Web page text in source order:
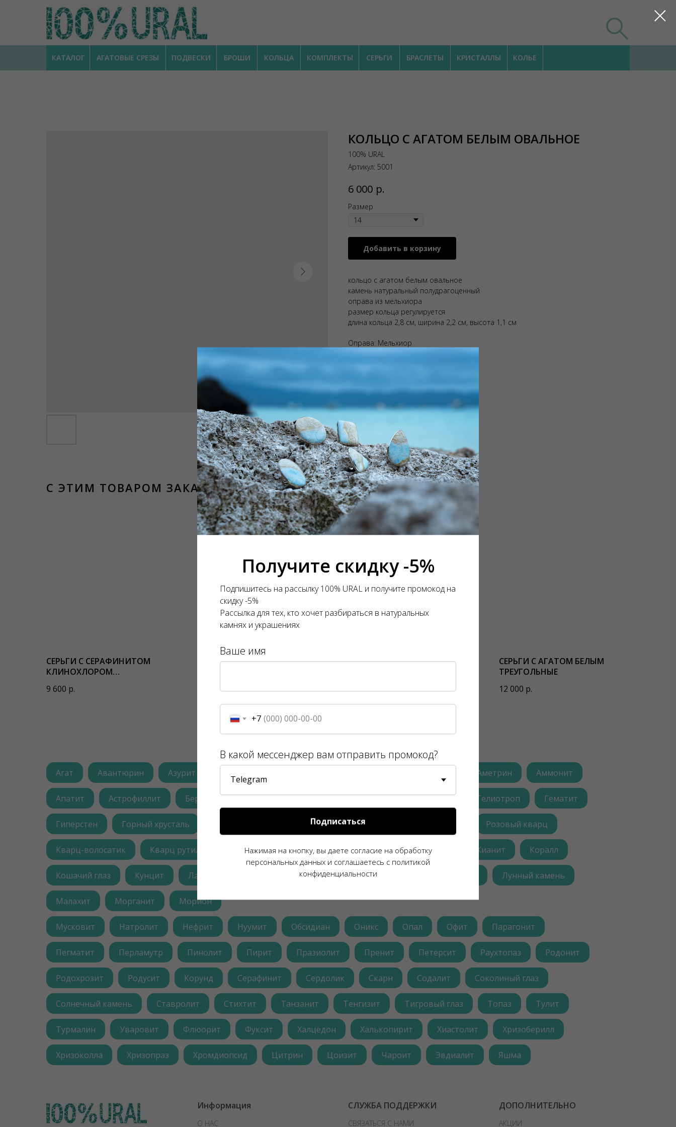
АГАТОВЫЕ СРЕЗЫ
КАТАЛОГ БРАСЛЕТЫ КОЛЬЕ
КРИСТАЛЛЫ
БРОШИ КОЛЬЦА КОМПЛЕКТЫ СЕРЬГИ
ПОДВЕСКИ
КОЛЬЦО С АГАТОМ БЕЛЫМ ОВАЛЬНОЕ
100% URAL
Артикул: 5001
6 000 р.
Размер
Добавить в корзину
кольцо с агатом белым овальное
камень натуральный полудрагоценный
оправа из мельхиора
размер кольца регулируется
длина кольца 2,8 см, ширина 2,2 см, высота 1,1 см
Оправа: Мельхиор
Камень: Агат
Тип: Кольцо
ДxШxВ: 99x50x90 мм
С ЭТИМ ТОВАРОМ ЗАКАЗЫВАЮТ
СЕРЬГИ С СЕРАФИНИТОМ
КЛИНОХЛОРОМ
9 600 р.
ПОДВЕСКА С АГАТОМ
р.
КОЛЬЦО С ЯШМОЙ ПИКАССО
6 000р.
СЕРЬГИ С АГАТОМ БЕЛЫМ
ТРЕУГОЛЬНЫЕ
12 000 р.
Агат Авантюрин Азурит Аметрин Аммонит
Апатит Астрофиллит Берилл Бирюза Бычий глаз Везувиан Виолан Гелиотроп Гематит
Гиперстен Горный хрусталь Заринит Розовый кварц
Кварц-волосатик Кварц рутиловый Турмалиновый кварц Кальцит Кахолонг Кианит Коралл
Кошачий глаз Кунцит Лабрадор Ларимар Лепидолит Лунный камень
Малахит Морганит Морион
Мусковит Натролит Нефрит Нуумит Обсидиан Оникс Опал Офит Парагонит
Пегматит Перламутр Пинолит Пирит Празиолит Пренит Петерсит Раухтопаз Родонит
Родохрозит Родусит Корунд Серафинит Сердолик Скарн Содалит Соколиный глаз
Солнечный камень Ставролит Стихтит Танзанит Тенгизит Тигровый глаз Топаз Тулит
Турмалин Уваровит Флюорит Фуксит Халцедон Халькопирит Хиастолит Хризоберилл
Хризоколла Хризопраз Хромдиопсид Цитрин Цоизит Чароит Эвдиалит Яшма
Информация
О НАС
СЛУЖБА ПОДДЕРЖКИ
СВЯЗАТЬСЯ С НАМИ
ДОПОЛНИТЕЛЬНО
АКЦИИ
Получите скидку -5%
Подпишитесь на рассылку 100% URAL и получите промокод на
скидку -5%
Рассылка для тех, кто хочет разбираться в натуральных
камнях и украшениях
Ваше имя
+7
В какой мессенджер вам отправить промокод?
Подписаться
Нажимая на кнопку, вы даете согласие на обработку
персональных данных и соглашаетесь c политикой
конфиденциальности